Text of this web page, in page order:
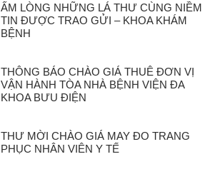
ẤM LÒNG NHỮNG LÁ THƯ CÙNG NIỀM
TIN ĐƯỢC TRAO GỬI – KHOA KHÁM
BỆNH
THÔNG BÁO CHÀO GIÁ THUÊ ĐƠN VỊ
VẬN HÀNH TÒA NHÀ BỆNH VIỆN ĐA
KHOA BƯU ĐIỆN
THƯ MỜI CHÀO GIÁ MAY ĐO TRANG
PHỤC NHÂN VIÊN Y TẾ